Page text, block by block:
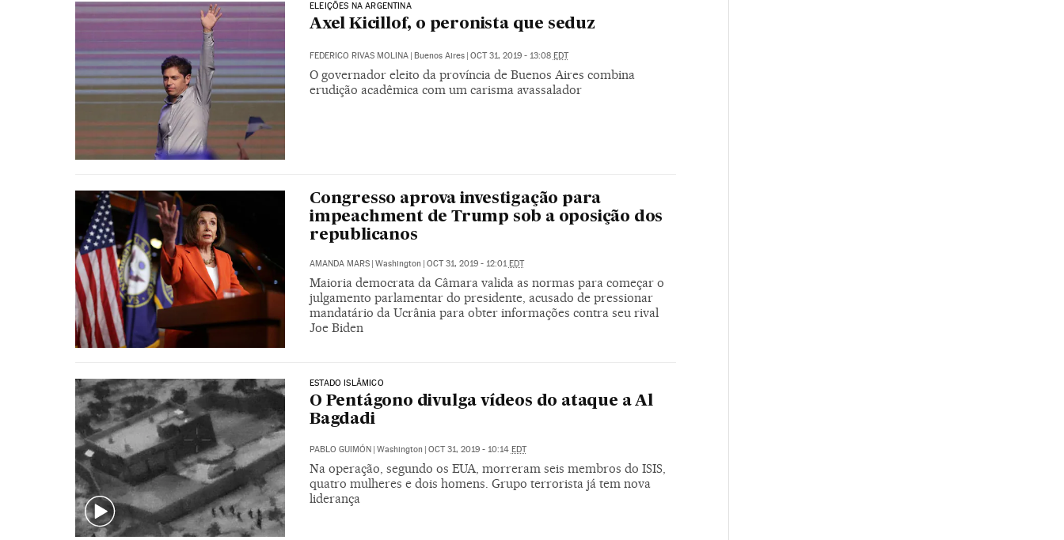
ELEIÇÕES NA ARGENTINA
Axel Kicillof, o peronista que seduz
FEDERICO RIVAS MOLINA Buenos Aires OCT 31, 2019 - 13:08 EDT
O governador eleito da província de Buenos Aires combina
erudição acadêmica com um carisma avassalador
Congresso aprova investigação para
impeachment de Trump sob a oposição dos
republicanos
AMANDA MARS Washington OCT 31, 2019 - 12:01 EDT
Maioria democrata da Câmara valida as normas para começar o
julgamento parlamentar do presidente, acusado de pressionar
mandatário da Ucrânia para obter informações contra seu rival
Joe Biden
ESTADO ISLÂMICO
O Pentágono divulga vídeos do ataque a Al
Bagdadi
PABLO GUIMÓN | Washington | OCT 31, 2019 - 10:14 EDT
Na operação, segundo os EUA, morreram seis membros do ISIS,
quatro mulheres e dois homens. Grupo terrorista já tem nova
liderança